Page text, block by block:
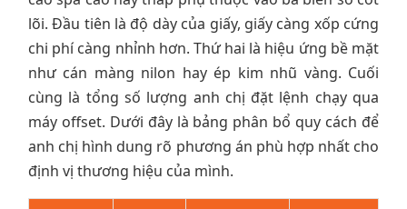
lõi. Đầu tiên là độ dày của giấy, giấy càng xốp cứng
chi phí càng nhỉnh hơn. Thứ hai là hiệu ứng bề mặt
như cán màng nilon hay ép kim nhũ vàng. Cuối
cùng là tổng số lượng anh chị đặt lệnh chạy qua
máy offset. Dưới đây là bảng phân bổ quy cách để
anh chị hình dung rõ phương án phù hợp nhất cho
định vị thương hiệu của mình.